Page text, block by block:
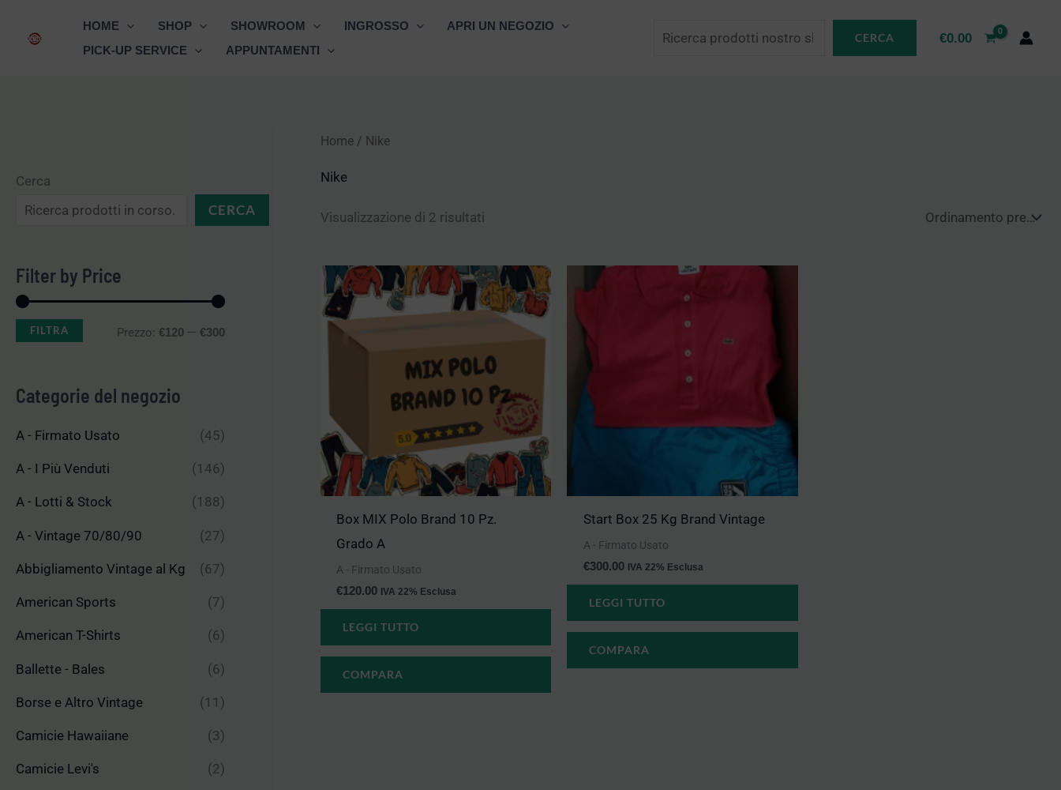
HOME SHOP SHOWROOM INGROSSO
APRI UN NEGOZIO
PICK-UP SERVICE
APPUNTAMENTI
CERCA €0.00
Cerca
CERCA
Filter by Price
e
z
M
i
e
z
M
a
FILTRA Prezzo: €120 — €300
Categorie del negozio
A - Firmato Usato (45)
A - I Più Venduti (146)
A - Lotti & Stock (188)
A - Vintage 70/80/90 (27)
Abbigliamento Vintage al Kg (67)
American Sports (7)
American T-Shirts (6)
Ballette - Bales (6)
Borse e Altro Vintage (11)
Camicie Hawaiiane (3)
Camicie Levi's (2)
Home / Nike
Nike
Visualizzazione di 2 risultati
Box MIX Polo Brand 10 Pz.
Grado A
A - Firmato Usato
€120.00 IVA 22% Esclusa
LEGGI TUTTO
COMPARA
Start Box 25 Kg Brand Vintage
A - Firmato Usato
€300.00 IVA 22% Esclusa
LEGGI TUTTO
COMPARA